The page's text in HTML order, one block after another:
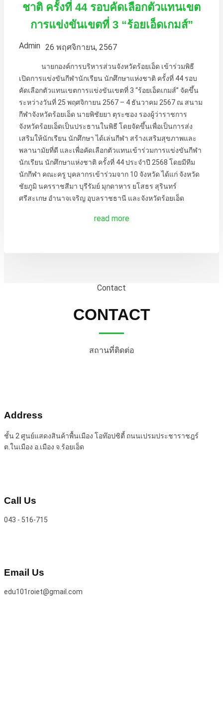
ชาติ ครั้งที่ 44 รอบคัดเลือกตัวแทนเขต
การแข่งขันเขตที่ 3 “ร้อยเอ็ดเกมส์”
Admin 26 พฤศจิกายน, 2567
นายกองค์การบริหารส่วนจังหวัดร้อยเอ็ด เข้าร่วมพิธี
เปิดการแข่งขันกีฬานักเรียน นักศึกษาแห่งชาติ ครั้งที่ 44 รอบ
คัดเลือกตัวแทนเขตการแข่งขันเขตที่ 3 “ร้อยเอ็ดเกมส์” จัดขึ้น
ระหว่างวันที่ 25 พฤศจิกายน 2567 – 4 ธันวาคม 2567 ณ สนาม
กีฬาจังหวัดร้อยเอ็ด นายพิชัยยา ตุระซอง รองผู้ว่าราชการ
จังหวัดร้อยเอ็ดเป็นประธานในพิธี โดยจัดขึ้นเพื่อเป็นการส่ง
เสริมให้นักเรียน นักศึกษา ได้เล่นกีฬา สร้างเสริมสุขภาพและ
พลานามัยที่ดี และเพื่อคัดเลือกตัวแทนเข้าร่วมการแข่งขันกีฬา
นักเรียน นักศึกษาแห่งชาติ ครั้งที่ 44 ประจำปี 2568 โดยมีทีม
นักกีฬา คณะครู บุคลากรเข้าร่วมจาก 10 จังหวัด ได้แก่ จังหวัด
ชัยภูมิ นครราชสีมา บุรีรัมย์ มุกดาหาร ยโสธร สุรินทร์
ศรีสะเกษ อำนาจเจริญ อุบลราชธานี และจังหวัดร้อยเอ็ด
read more
Contact
CONTACT
สถานที่ติดต่อ
Address
ชั้น 2 ศูนย์แสดงสินค้าพื้นเมือง โอท๊อปซิตี้ ถนนเปรมประชาราชฎร์
ต.ในเมือง อ.เมือง จ.ร้อยเอ็ด
Call Us
043 - 516-715
Email Us
edu101roiet@gmail.com